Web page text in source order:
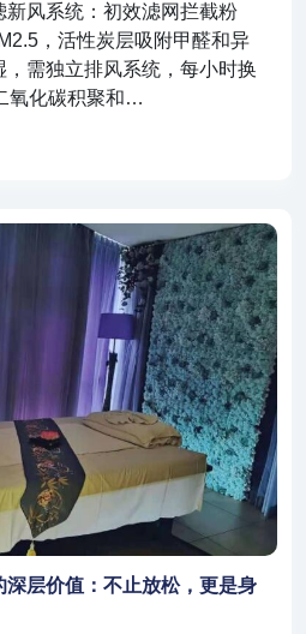
风系统：初效滤网拦截粉
，活性炭层吸附甲醛和异
需独立排风系统，每小时换
氧化碳积聚和…
深层价值：不止放松，更是身